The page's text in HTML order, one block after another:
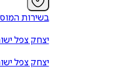
בשירות
יצחק צפל
יצחק צפל